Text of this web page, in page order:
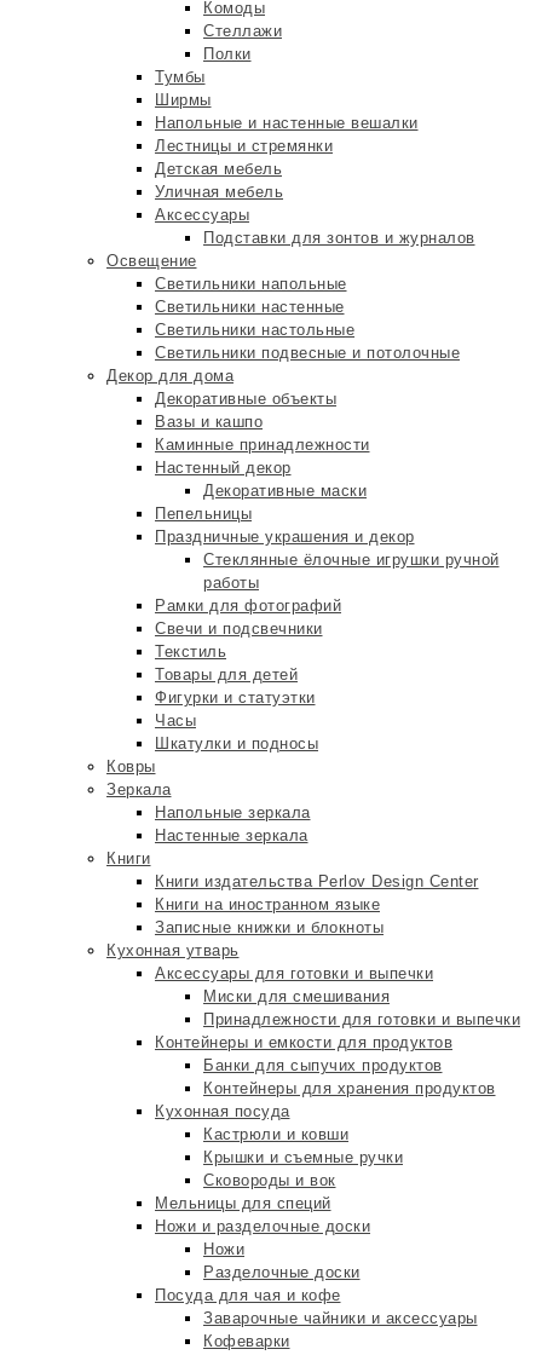
Комоды
Стеллажи
Полки
Тумбы
Ширмы
Напольные и настенные вешалки
Лестницы и стремянки
Детская мебель
Уличная мебель
Аксессуары
Подставки для зонтов и журналов
Освещение
Светильники напольные
Светильники настенные
Светильники настольные
Светильники подвесные и потолочные
Декор для дома
Декоративные объекты
Вазы и кашпо
Каминные принадлежности
Настенный декор
Декоративные маски
Пепельницы
Праздничные украшения и декор
Стеклянные ёлочные игрушки ручной
работы
Рамки для фотографий
Свечи и подсвечники
Текстиль
Товары для детей
Фигурки и статуэтки
Часы
Шкатулки и подносы
Ковры
Зеркала
Напольные зеркала
Настенные зеркала
Книги
Книги издательства Perlov Design Center
Книги на иностранном языке
Записные книжки и блокноты
Кухонная утварь
Аксессуары для готовки и выпечки
Миски для смешивания
Принадлежности для готовки и выпечки
Контейнеры и емкости для продуктов
Банки для сыпучих продуктов
Контейнеры для хранения продуктов
Кухонная посуда
Кастрюли и ковши
Крышки и съемные ручки
Сковороды и вок
Мельницы для специй
Ножи и разделочные доски
Ножи
Разделочные доски
Посуда для чая и кофе
Заварочные чайники и аксессуары
Кофеварки